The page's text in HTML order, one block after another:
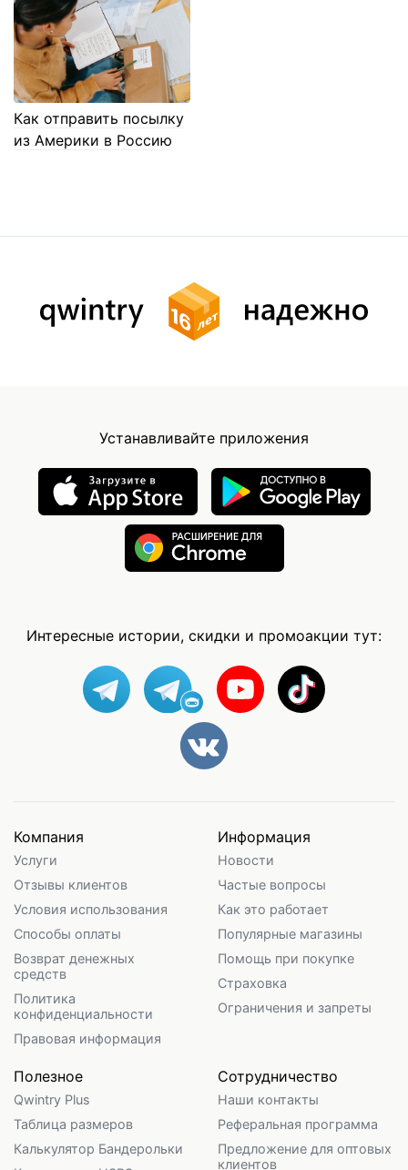
Как отправить посылку
из Америки в Россию
Устанавливайте приложения
Интересные истории, скидки и промоакции тут:
Компания
Услуги
Отзывы клиентов
Условия использования
Способы оплаты
Возврат денежных
средств
Политика
конфиденциальности
Правовая информация
Информация
Новости
Частые вопросы
Как это работает
Популярные магазины
Помощь при покупке
Страховка
Ограничения и запреты
Полезное
Qwintry Plus
Таблица размеров
Калькулятор Бандерольки
Сотрудничество
Наши контакты
Реферальная программа
Предложение для оптовых
клиентов